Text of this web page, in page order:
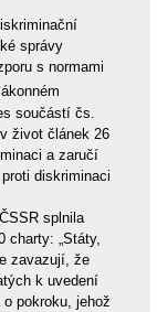
správy
s normami
součástí čs.
život článek 26
a zaručí
diskriminaci
splnila
charty: „Státy,
zavazují, že
k uvedení
pokroku, jehož